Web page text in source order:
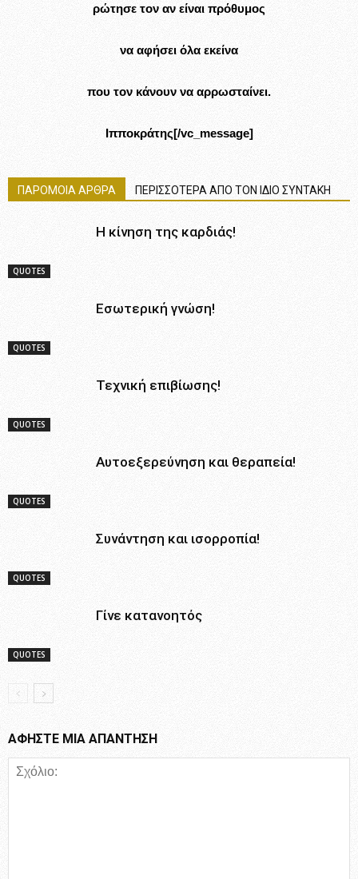
ρώτησε τον αν είναι πρόθυμος
να αφήσει όλα εκείνα
που τον κάνουν να αρρωσταίνει.
Ιπποκράτης[/vc_message]
ΠΑΡΟΜΟΙΑ ΑΡΘΡΑ ΠΕΡΙΣΣΟΤΕΡΑ ΑΠΟ ΤΟΝ ΙΔΙΟ ΣΥΝΤΑΚΗ
QUOTES
Η κίνηση της καρδιάς!
QUOTES
Εσωτερική γνώση!
QUOTES
Τεχνική επιβίωσης!
QUOTES
Αυτοεξερεύνηση και θεραπεία!
QUOTES
Συνάντηση και ισορροπία!
QUOTES
Γίνε κατανοητός
ΑΦΗΣΤΕ ΜΙΑ ΑΠΑΝΤΗΣΗ